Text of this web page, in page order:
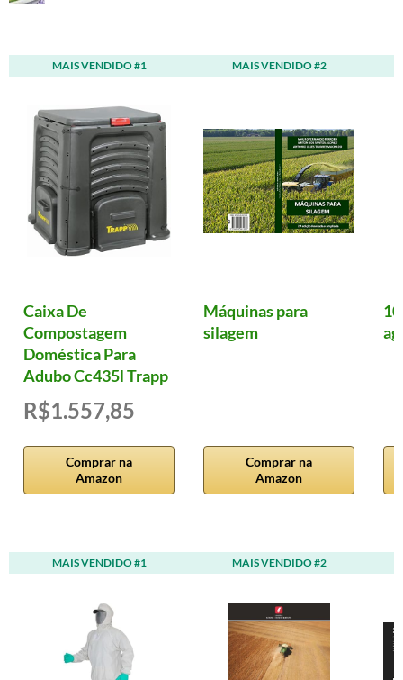
MAIS VENDIDO #1
Caixa De
Compostagem
Doméstica Para
Adubo Cc435l Trapp
R$1.557,85
Comprar na
Amazon
MAIS VENDIDO #2
Máquinas para
silagem
Comprar na
Amazon
MAIS VENDIDO #1 MAIS VENDIDO #2